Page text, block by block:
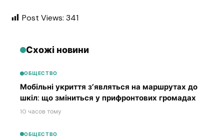
Post Views: 341
Схожі новини
ОБЩЕСТВО
Мобільні укриття з’являться на маршрутах до
шкіл: що зміниться у прифронтових громадах
10 часов тому
ОБЩЕСТВО